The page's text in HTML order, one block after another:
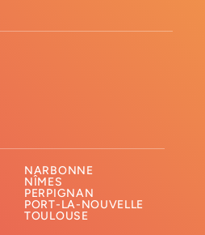
NARBONNE
NÎMES
PERPIGNAN
PORT-LA-NOUVELLE
TOULOUSE